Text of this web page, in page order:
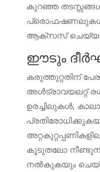
കുറഞ്ഞ
ആക്‌സസ്
ഈടും
കരുത്തുറ്റതിന്
അൾട്രാവയലറ്റ്
ഉരച്ചിലുകൾ,
കൂടുതലോ
നൽകുകയും